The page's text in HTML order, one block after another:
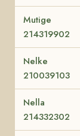
Mutige
214319902
Nelke
210039103
Nella
214332302